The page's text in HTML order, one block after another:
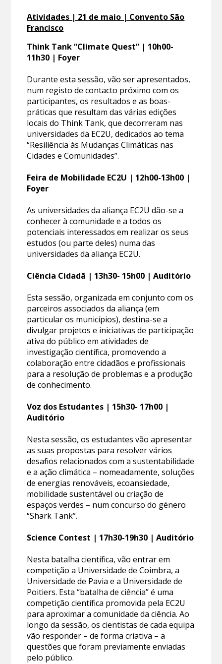
Atividades | 21 de maio | Convento São
Francisco
Think Tank “Climate Quest” | 10h00-
11h30 | Foyer
Durante esta sessão, vão ser apresentados,
num registo de contacto próximo com os
participantes, os resultados e as boas-
práticas que resultam das várias edições
locais do Think Tank, que decorreram nas
universidades da EC2U, dedicados ao tema
“Resiliência às Mudanças Climáticas nas
Cidades e Comunidades”.
Feira de Mobilidade EC2U | 12h00-13h00 |
Foyer
As universidades da aliança EC2U dão-se a
conhecer à comunidade e a todos os
potenciais interessados em realizar os seus
estudos (ou parte deles) numa das
universidades da aliança EC2U.
Ciência Cidadã | 13h30- 15h00 | Auditório
Esta sessão, organizada em conjunto com os
parceiros associados da aliança (em
particular os municípios), destina-se a
divulgar projetos e iniciativas de participação
ativa do público em atividades de
investigação científica, promovendo a
colaboração entre cidadãos e profissionais
para a resolução de problemas e a produção
de conhecimento.
Voz dos Estudantes | 15h30- 17h00 |
Auditório
Nesta sessão, os estudantes vão apresentar
as suas propostas para resolver vários
desafios relacionados com a sustentabilidade
e a ação climática – nomeadamente, soluções
de energias renováveis, ecoansiedade,
mobilidade sustentável ou criação de
espaços verdes – num concurso do género
“Shark Tank”.
Science Contest | 17h30-19h30 | Auditório
Nesta batalha científica, vão entrar em
competição a Universidade de Coimbra, a
Universidade de Pavia e a Universidade de
Poitiers. Esta “batalha de ciência” é uma
competição científica promovida pela EC2U
para aproximar a comunidade da ciência. Ao
longo da sessão, os cientistas de cada equipa
vão responder – de forma criativa – a
questões que foram previamente enviadas
pelo público.